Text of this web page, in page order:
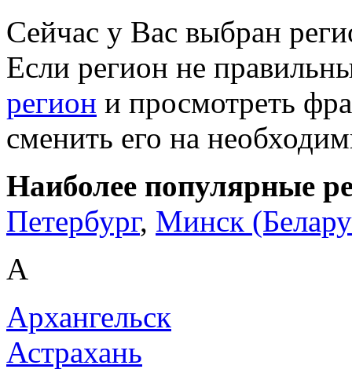
Сейчас у Вас выбран
Если регион не
регион и просмотреть
сменить его на
Наиболее популярные
Петербург, Минск
А
Архангельск
Астрахань